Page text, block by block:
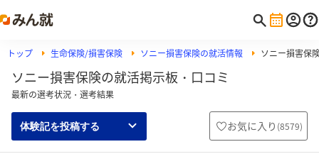
トップ 生命保険/損害保険 ソニー損害保険の就活情報 ソニー損害保
ソニー損害保険の就活掲示板・口コミ
最新の選考状況・選考結果
体験記を投稿する お気に入り (8579)